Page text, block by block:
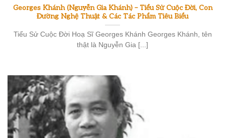
Georges Khánh (Nguyễn Gia Khánh) – Tiểu Sử Cuộc Đời, Con
Đường Nghệ Thuật & Các Tác Phẩm Tiêu Biểu
Tiểu Sử Cuộc Đời Hoạ Sĩ Georges Khánh Georges Khánh, tên
thật là Nguyễn Gia [...]